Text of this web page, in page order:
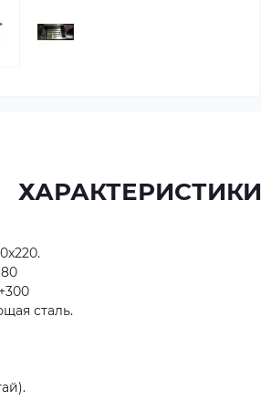
ХАРАКТЕРИСТИКИ
сталь.